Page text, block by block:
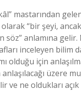
mastarından
“bir şeyi,
söz” anlamına
inceleyen bilim
olduğu için
üzere
ve ne oldukları